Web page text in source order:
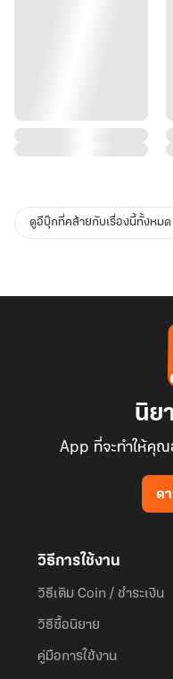
ดูอีบุ๊กที่คล้ายกับเรื่องนี้ทั้งหมด
นิย
App ที่จะทำให้คุณ
ด
วิธีการใช้งาน
วิธีเติม Coin / ชำระเงิน
วิธีซื้อนิยาย
คู่มือการใช้งาน